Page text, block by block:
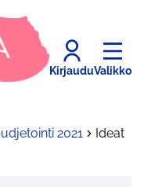
KirjauduValikko
2021 Ideat